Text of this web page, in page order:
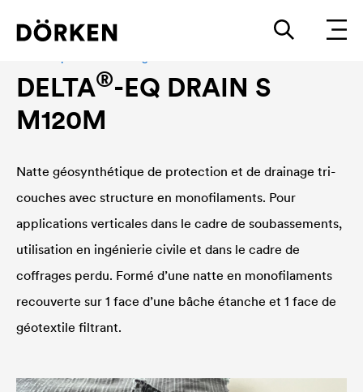
DELTA®-EQ DRAIN S
M120M
Natte géosynthétique de protection et de drainage tri-
couches avec structure en monofilaments. Pour
applications verticales dans le cadre de soubassements,
utilisation en ingénierie civile et dans le cadre de
coffrages perdu. Formé d’une natte en monofilaments
recouverte sur 1 face d’une bâche étanche et 1 face de
géotextile filtrant.